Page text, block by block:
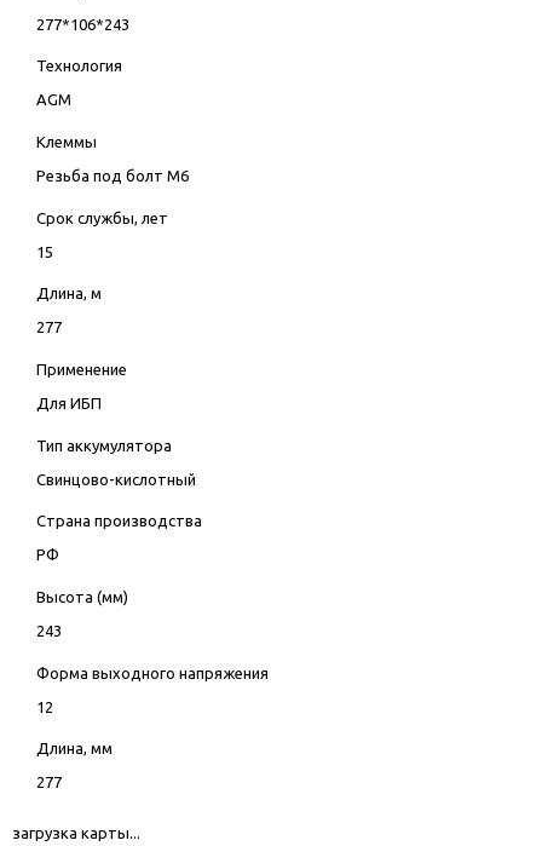
277*106*243
Технология
AGM
Клеммы
Резьба под болт М6
Срок службы, лет
15
Длина, м
277
Применение
Для ИБП
Тип аккумулятора
Свинцово-кислотный
Страна производства
РФ
Высота (мм)
243
Форма выходного напряжения
12
Длина, мм
277
загрузка карты...